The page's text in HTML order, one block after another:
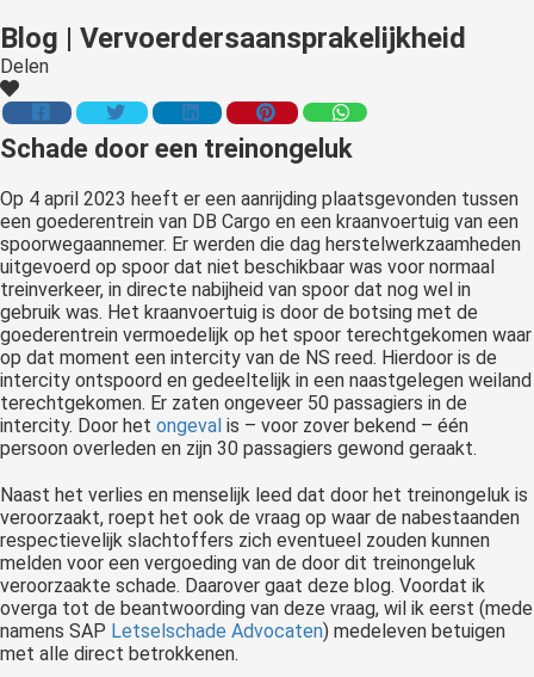
Blog | Vervoerdersaansprakelijkheid
Delen
Schade door een treinongeluk
Op 4 april 2023 heeft er een aanrijding plaatsgevonden tussen
een goederentrein van DB Cargo en een kraanvoertuig van een
spoorwegaannemer. Er werden die dag herstelwerkzaamheden
uitgevoerd op spoor dat niet beschikbaar was voor normaal
treinverkeer, in directe nabijheid van spoor dat nog wel in
gebruik was. Het kraanvoertuig is door de botsing met de
goederentrein vermoedelijk op het spoor terechtgekomen waar
op dat moment een intercity van de NS reed. Hierdoor is de
intercity ontspoord en gedeeltelijk in een naastgelegen weiland
terechtgekomen. Er zaten ongeveer 50 passagiers in de
intercity. Door het ongeval is – voor zover bekend – één
persoon overleden en zijn 30 passagiers gewond geraakt.
Naast het verlies en menselijk leed dat door het treinongeluk is
veroorzaakt, roept het ook de vraag op waar de nabestaanden
respectievelijk slachtoffers zich eventueel zouden kunnen
melden voor een vergoeding van de door dit treinongeluk
veroorzaakte schade. Daarover gaat deze blog. Voordat ik
overga tot de beantwoording van deze vraag, wil ik eerst (mede
namens SAP Letselschade Advocaten) medeleven betuigen
met alle direct betrokkenen.